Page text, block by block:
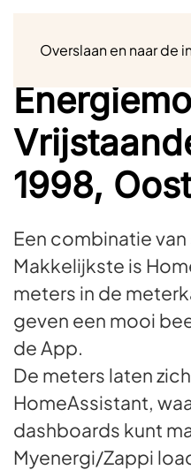
Overslaan en naar de
1998,
Een combinatie
Makkelijkste is
meters in de
geven een mooi
de App.
De meters laten
HomeAssistant,
dashboards kunt
Myenergi/Zappi